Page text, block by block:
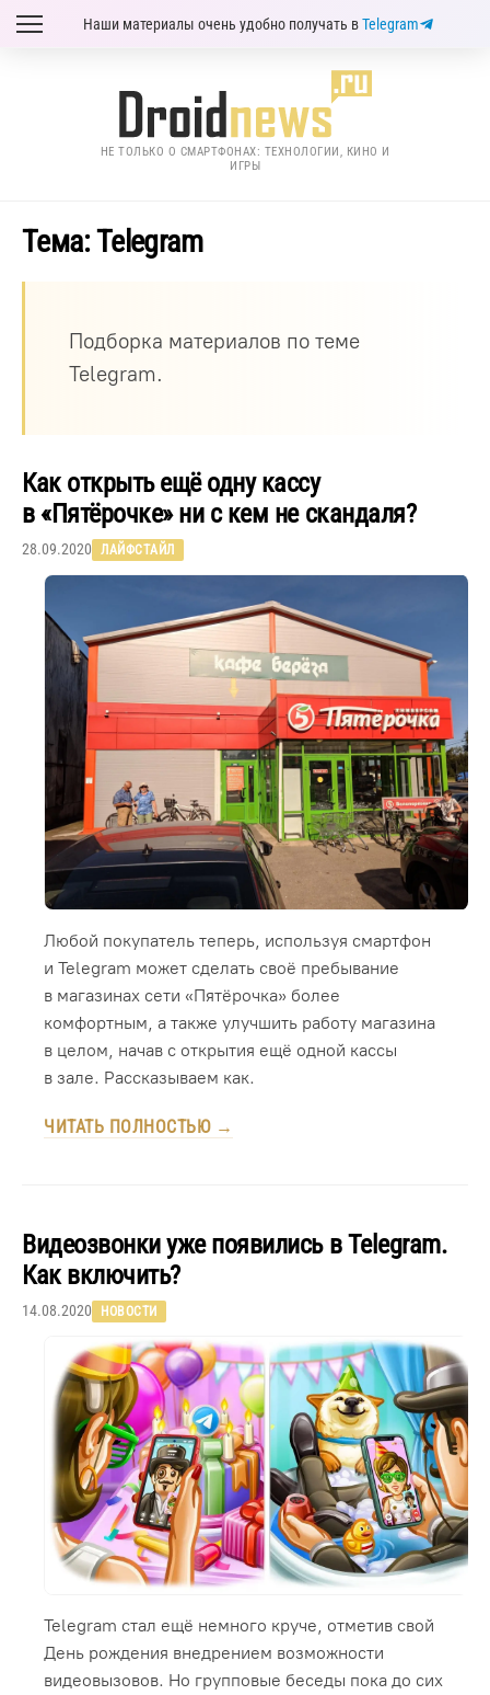
Наши материалы очень удобно получать вTelegram
НЕ ТОЛЬКО О СМАРТФОНАХ: ТЕХНОЛОГИИ, КИНО И
ИГРЫ
Тема: Telegram
Подборка материалов по теме
Telegram.
Как открыть ещё одну кассу
в «Пятёрочке» ни с кем не скандаля?
28.09.2020 ЛАЙФСТАЙЛ
Любой покупатель теперь, используя смартфон
и Telegram может сделать своё пребывание
в магазинах сети «Пятёрочка» более
комфортным, а также улучшить работу магазина
в целом, начав с открытия ещё одной кассы
в зале. Рассказываем как.
ЧИТАТЬ ПОЛНОСТЬЮ →
Видеозвонки уже появились в Telegram.
Как включить?
14.08.2020 НОВОСТИ
Telegram стал ещё немного круче, отметив свой
День рождения внедрением возможности
видеовызовов. Но групповые беседы пока до сих